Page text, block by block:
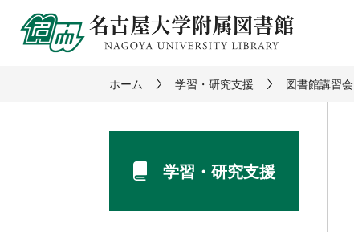
ホーム 学習・研究支援 図書館講習会
学習・研究支援